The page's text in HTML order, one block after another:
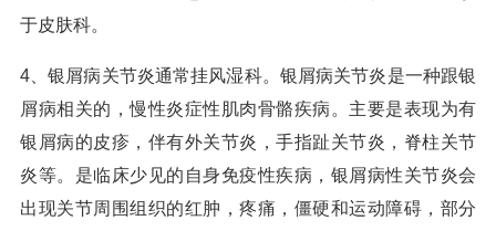
于皮肤科。
4、银屑病关节炎通常挂风湿科。银屑病关节炎是一种跟银
屑病相关的，慢性炎症性肌肉骨骼疾病。主要是表现为有
银屑病的皮疹，伴有外关节炎，手指趾关节炎，脊柱关节
炎等。是临床少见的自身免疫性疾病，银屑病性关节炎会
出现关节周围组织的红肿，疼痛，僵硬和运动障碍，部分